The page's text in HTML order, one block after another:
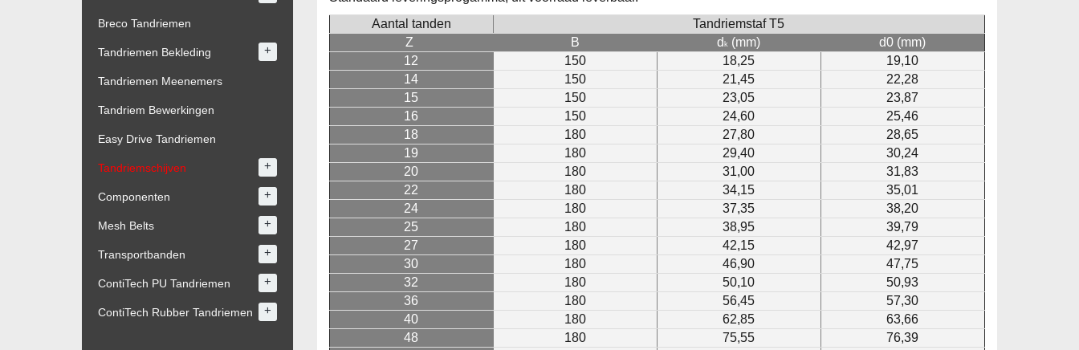
Aantal tanden
Tandriemstaf T5
Z
B d k (mm) d0 (mm)
12
150 18,25
19,10
14
150 21,45
22,28
15
150 23,05
23,87
16
150 24,60
25,46
18
180 27,80
28,65
19
180 29,40
30,24
20
180 31,00
31,83
22
180 34,15
35,01
24
180 37,35
38,20
25
180 38,95
39,79
27
180 42,15
42,97
30
180 46,90
47,75
32
180 50,10
50,93
36
180 56,45
57,30
40
180 62,85
63,66
48
180 75,55
76,39
Breco Tandriemen
Tandriemen Bekleding +
Tandriemen Meenemers
Tandriem Bewerkingen
Easy Drive Tandriemen
Tandriemschijven +
Componenten +
Mesh Belts +
Transportbanden +
ContiTech PU Tandriemen +
ContiTech Rubber Tandriemen +